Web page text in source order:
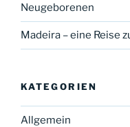
Neugeborenen
Madeira – eine Reise
KATEGORIEN
Allgemein